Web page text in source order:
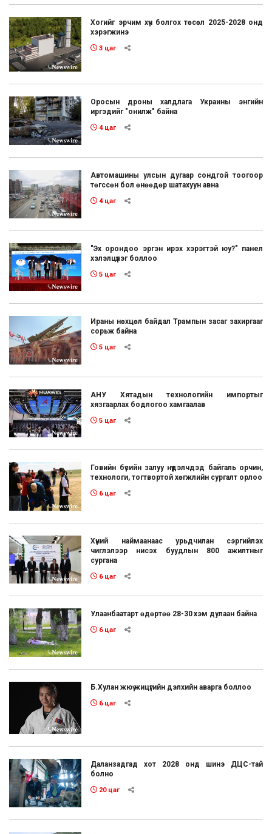
Хогийг эрчим хүч болгох төсөл 2025-2028 онд
хэрэгжинэ
3 цаг
Оросын дроны халдлага Украины энгийн
иргэдийг "онилж" байна
4 цаг
Автомашины улсын дугаар сондгой тоогоор
төгссөн бол өнөөдөр шатахуун авна
4 цаг
"Эх орондоо эргэн ирэх хэрэгтэй юу?" панел
хэлэлцүүлэг боллоо
5 цаг
Ираны нөхцөл байдал Трампын засаг захиргааг
сорьж байна
5 цаг
АНУ Хятадын технологийн импортыг
хязгаарлах бодлогоо хамгаалав
5 цаг
Говийн бүсийн залуу нүүдэлчдэд байгаль орчин,
технологи, тогтвортой хөгжлийн сургалт орлоо
6 цаг
Хүний наймаанаас урьдчилан сэргийлэх
чиглэлээр нисэх буудлын 800 ажилтныг
сургана
6 цаг
Улаанбаатарт өдөртөө 28-30 хэм дулаан байна
6 цаг
Б.Хулан жюү жицүгийн дэлхийн аварга боллоо
6 цаг
Даланзадгад хот 2028 онд шинэ ДЦС-тай
болно
20 цаг